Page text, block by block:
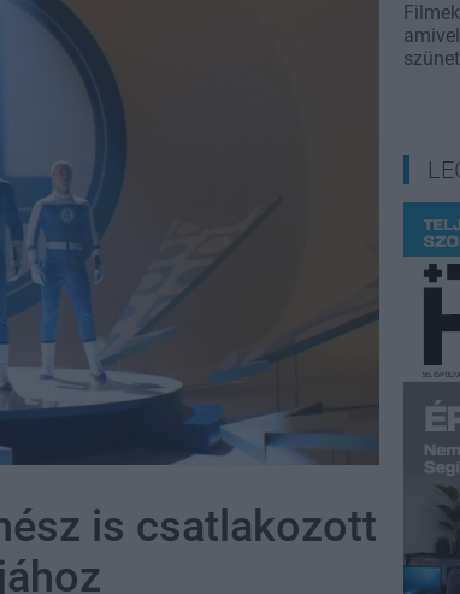
is csatlakozott